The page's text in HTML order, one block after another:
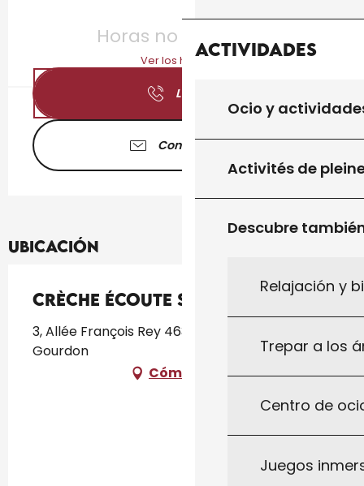
Actividades
Ocio y
Activités de
Descubre
Relajación y
Trepar a los
Centro de
Juegos
Horas no resueltas
Ver los horarios
Llamar
Contáctenos
Ubicación
Crèche Écoute s’il joue
3, Allée François Rey 46300 GOURDON,
Gourdon
Cómo llegar